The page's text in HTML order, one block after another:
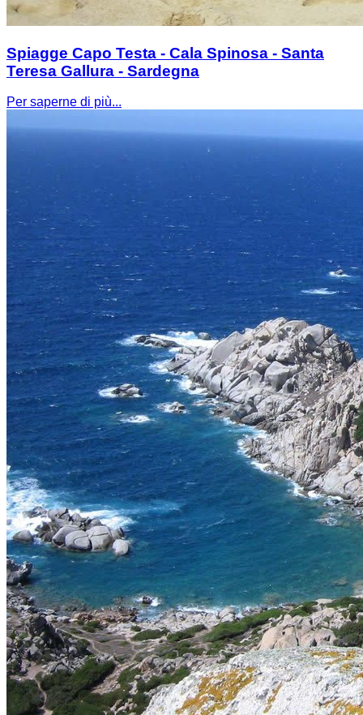
Spiagge Capo Testa - Cala Spinosa - Santa
Teresa Gallura - Sardegna
Per saperne di più...